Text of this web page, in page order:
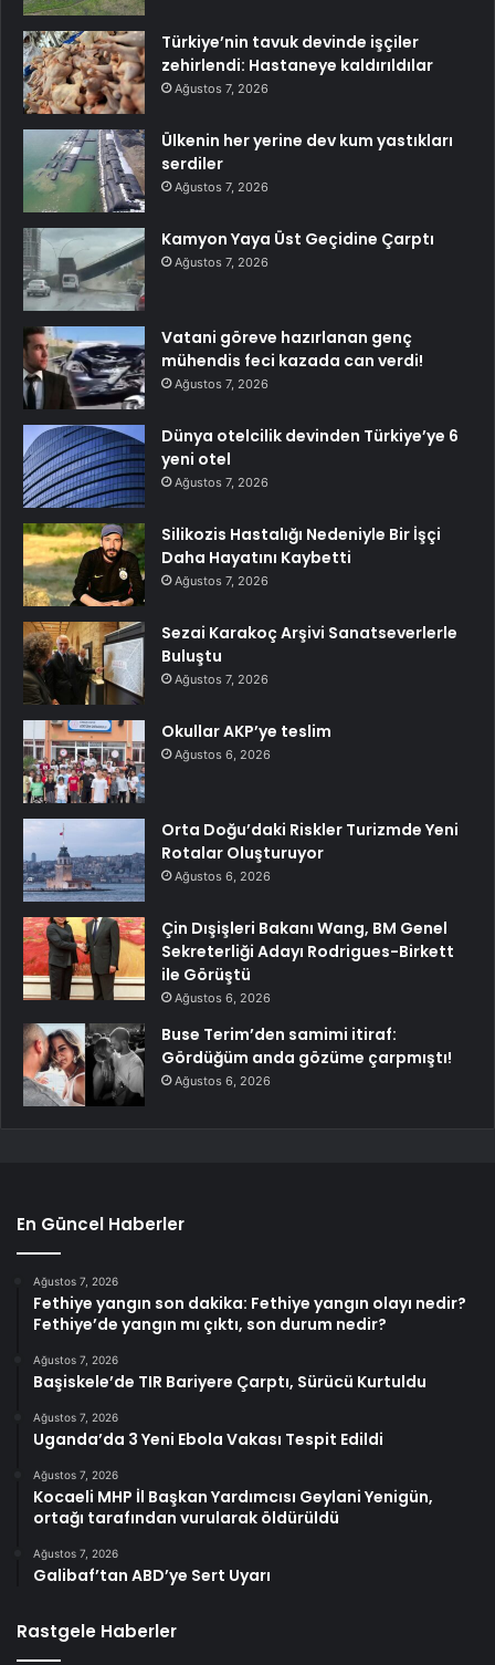
Türkiye’nin tavuk devinde işçiler
zehirlendi: Hastaneye kaldırıldılar
Ağustos 7, 2026
Ülkenin her yerine dev kum yastıkları
serdiler
Ağustos 7, 2026
Kamyon Yaya Üst Geçidine Çarptı
Ağustos 7, 2026
Vatani göreve hazırlanan genç
mühendis feci kazada can verdi!
Ağustos 7, 2026
Dünya otelcilik devinden Türkiye’ye 6
yeni otel
Ağustos 7, 2026
Silikozis Hastalığı Nedeniyle Bir İşçi
Daha Hayatını Kaybetti
Ağustos 7, 2026
Sezai Karakoç Arşivi Sanatseverlerle
Buluştu
Ağustos 7, 2026
Okullar AKP’ye teslim
Ağustos 6, 2026
Orta Doğu’daki Riskler Turizmde Yeni
Rotalar Oluşturuyor
Ağustos 6, 2026
Çin Dışişleri Bakanı Wang, BM Genel
Sekreterliği Adayı Rodrigues-Birkett
ile Görüştü
Ağustos 6, 2026
Buse Terim’den samimi itiraf:
Gördüğüm anda gözüme çarpmıştı!
Ağustos 6, 2026
En Güncel Haberler
Ağustos 7, 2026
Fethiye yangın son dakika: Fethiye yangın olayı nedir?
Fethiye’de yangın mı çıktı, son durum nedir?
Ağustos 7, 2026
Başiskele’de TIR Bariyere Çarptı, Sürücü Kurtuldu
Ağustos 7, 2026
Uganda’da 3 Yeni Ebola Vakası Tespit Edildi
Ağustos 7, 2026
Kocaeli MHP İl Başkan Yardımcısı Geylani Yenigün,
ortağı tarafından vurularak öldürüldü
Ağustos 7, 2026
Galibaf’tan ABD’ye Sert Uyarı
Rastgele Haberler